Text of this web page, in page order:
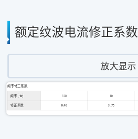
额定纹波电流修正系数
放大显示
频率修正系数
频率 [Hz] 120 1k
修正系数 0.40 0.75